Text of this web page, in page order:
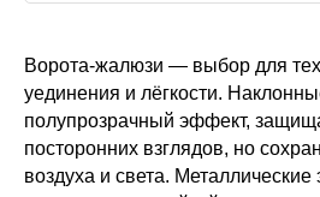
Ворота-жалюзи — выбор для
уединения и лёгкости.
полупрозрачный эффект,
посторонних взглядов, но
воздуха и света.
метр.